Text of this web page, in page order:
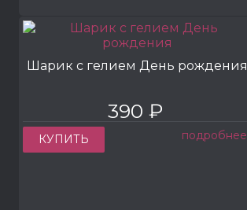
Шарик с гелием День рождения
390 ₽
КУПИТЬ подробнее